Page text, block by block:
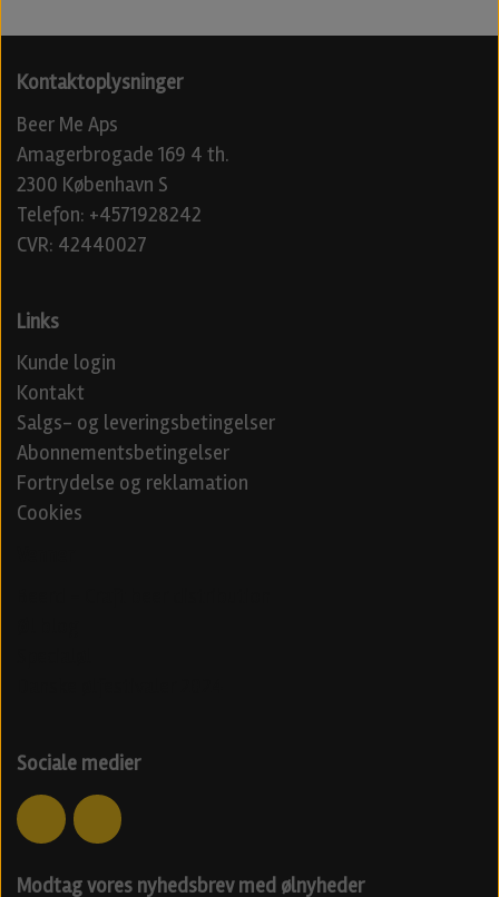
Kontaktoplysninger
Beer Me Aps
Amagerbrogade 169 4 th.
2300 København S
Telefon: +4571928242
CVR: 42440027
Links
Kunde login
Kontakt
Salgs- og leveringsbetingelser
Abonnementsbetingelser
Fortrydelse og reklamation
Cookies
Sociale medier
Modtag vores nyhedsbrev med ølnyheder